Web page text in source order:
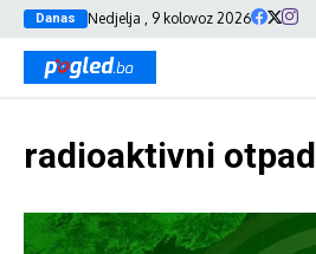
Danas Nedjelja , 9 kolovoz 2026
radioaktivni otpad